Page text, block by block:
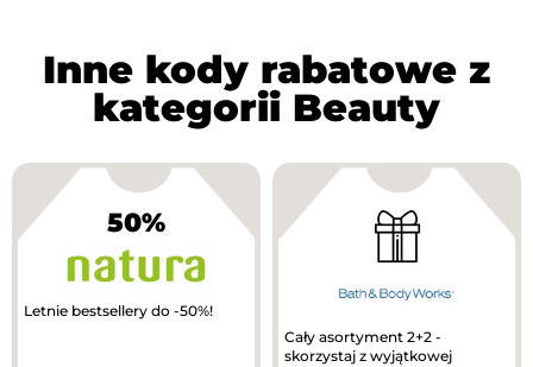
Inne kody rabatowe z
kategorii Beauty
50%
Letnie bestsellery do -50%!
Cały asortyment 2+2 -
skorzystaj z wyjątkowej